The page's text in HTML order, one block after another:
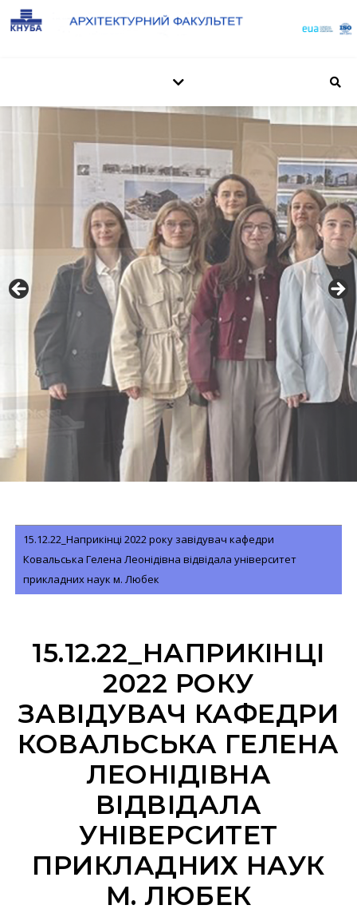
15.12.22_Наприкінці 2022 року завідувач кафедри
Ковальська Гелена Леонідівна відвідала університет
прикладних наук м. Любек
15.12.22_НАПРИКІНЦІ
2022 РОКУ
ЗАВІДУВАЧ КАФЕДРИ
КОВАЛЬСЬКА ГЕЛЕНА
ЛЕОНІДІВНА
ВІДВІДАЛА
УНІВЕРСИТЕТ
ПРИКЛАДНИХ НАУК
М. ЛЮБЕК